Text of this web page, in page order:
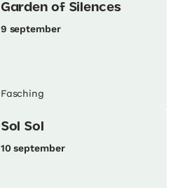
Garden of Silences
9 september
Fasching
Sol Sol
10 september